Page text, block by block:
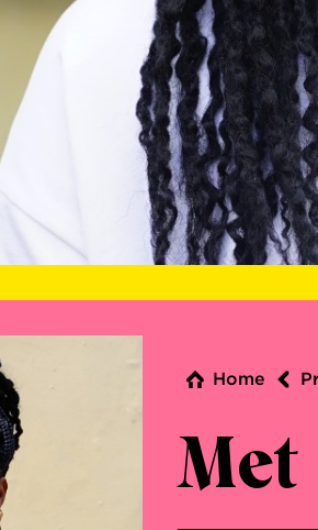
Home
Met